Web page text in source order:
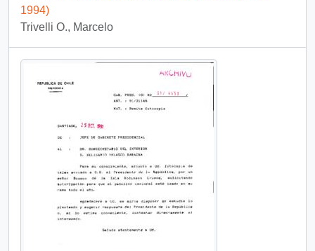
1994)
Trivelli O., Marcelo